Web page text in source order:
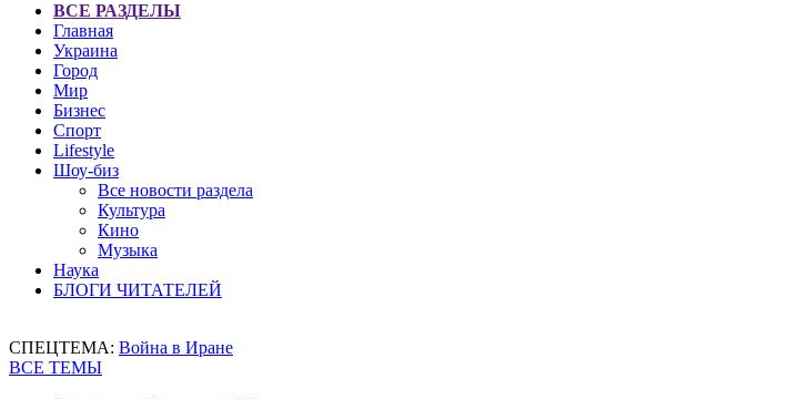
ВСЕ РАЗДЕЛЫ
Главная
Украина
Город
Мир
Бизнес
Спорт
Lifestyle
Шоу-биз
Все новости раздела
Культура
Кино
Музыка
Наука
БЛОГИ ЧИТАТЕЛЕЙ
СПЕЦТЕМА: Война в Иране
ВСЕ ТЕМЫ